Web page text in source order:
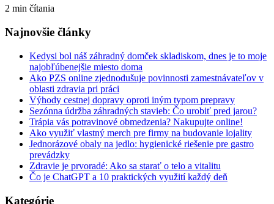
2 min čítania
Najnovšie články
Kedysi bol náš záhradný domček skladiskom, dnes je to moje
najobľúbenejšie miesto doma
Ako PZS online zjednodušuje povinnosti zamestnávateľov v
oblasti zdravia pri práci
Výhody cestnej dopravy oproti iným typom prepravy
Sezónna údržba záhradných stavieb: Čo urobiť pred jarou?
Trápia vás potravinové obmedzenia? Nakupujte online!
Ako využiť vlastný merch pre firmy na budovanie lojality
Jednorázové obaly na jedlo: hygienické riešenie pre gastro
prevádzky
Zdravie je prvoradé: Ako sa starať o telo a vitalitu
Čo je ChatGPT a 10 praktických využití každý deň
Kategórie